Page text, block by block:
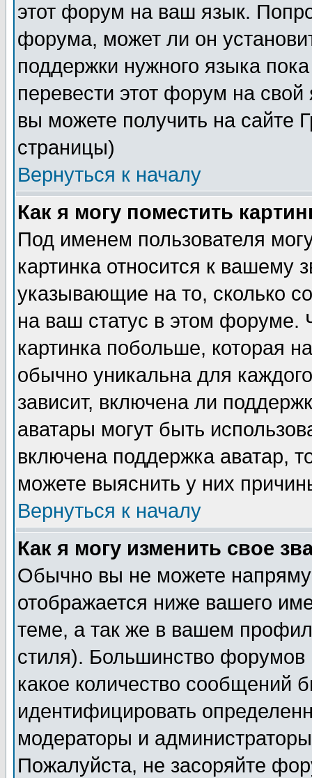
этот форум на ваш язык.
форума, может ли он
поддержки нужного языка
перевести этот форум на
вы можете получить на сайте
страницы)
Вернуться к началу
Как я могу поместить
Под именем пользователя
картинка относится к вашему
указывающие на то, сколько
на ваш статус в этом форуме.
картинка побольше, которая
обычно уникальна для
зависит, включена ли
аватары могут быть
включена поддержка аватар,
можете выяснить у них
Вернуться к началу
Как я могу изменить свое
Обычно вы не можете
отображается ниже вашего
теме, а так же в вашем
стиля). Большинство форумов
какое количество сообщений
идентифицировать
модераторы и
Пожалуйста, не засоряйте